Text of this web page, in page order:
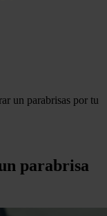
un parabrisas por tu
parabrisa